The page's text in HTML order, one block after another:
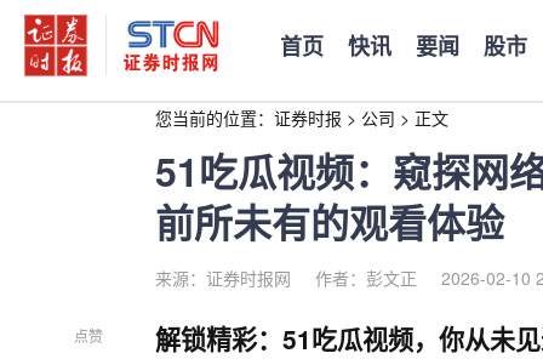
首页 快讯 要闻 股市
您当前的位置： 证券时报 > 公司 > 正文
51吃瓜视频：窥探网
前所未有的观看体验
来源：证券时报网 作者：彭文正 2026-02-10
点赞 解锁精彩：51吃瓜视频，你从未